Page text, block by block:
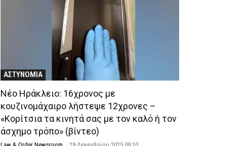
ΑΣΤΥΝΟΜΙΑ
Νέο Ηράκλειο: 16χρονος με
κουζινομάχαιρο λήστεψε 12χρονες –
«Κορίτσια τα κινητά σας με τον καλό ή τον
άσχημο τρόπο» (βίντεο)